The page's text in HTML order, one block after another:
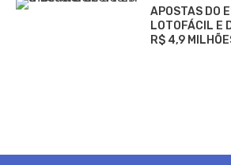
APOSTAS DO
LOTOFÁCIL E
R$ 4,9